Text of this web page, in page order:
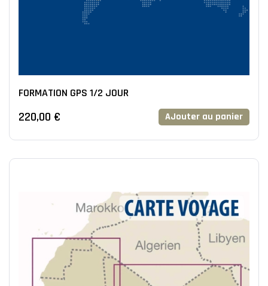
FORMATION GPS 1/2 JOUR
220,00 € AJouter au panier